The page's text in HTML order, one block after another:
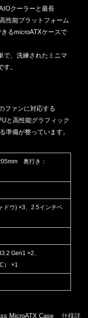
クーラーと最長
性能プラットフォーム
るmicroATXケースで
で、洗練されたミニマ
。
ファンに対応する
と高性能グラフィック
準備が整っています。
奥行き：
ドウ) ×3、2.5インチベ
Gen1 ×2、
） ×1
MicroATX Case 仕様詳